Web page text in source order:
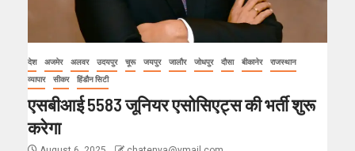
देश अजमेर अलवर उदयपुर चूरू जयपुर जालौर जोधपुर दौसा बीकानेर
राजस्थान
व्यापार
सीकर हिंडौन सिटी
एसबीआई 5583 जूनियर एसोसिएट्स की भर्ती शुरू
करेगा